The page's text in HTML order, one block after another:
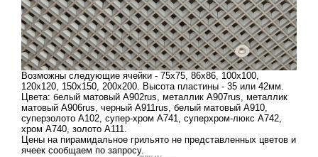
Возможны следующие ячейки - 75х75, 86х86, 100х100,
120х120, 150х150, 200х200. Высота пластины - 35 или 42мм.
Цвета: белый матовый А902rus, металлик А907rus, металлик
матовый А906rus, черный А911rus, белый матовый А910,
суперзолото А102, супер-хром А741, суперхром-люкс А742,
хром А740, золото А111.
Цены на пирамидальное грильято не представленных цветов и
ячеек сообщаем по запросу.